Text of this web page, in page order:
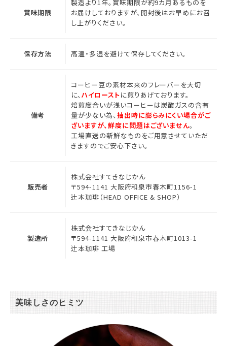
賞味期限
製造より1年。賞味期限が約9カ月あるものを
お届けしておりますが、開封後はお早めにお召
し上がりください。
保存方法 高温・多湿を避けて保存してください。
備考
コーヒー豆の素材本来のフレーバーを大切
に、 ハイローストに煎りあげております。
焙煎度合いが浅いコーヒーは炭酸ガスの含有
量が少ない為、 抽出時に膨らみにくい場合がご
ざいますが、鮮度に問題はございません。
工場直送の新鮮なものをご用意させていただ
きますのでご安心下さい。
販売者
株式会社すてきなじかん
〒594-1141 大阪府和泉市春木町1156-1
辻本珈琲（HEAD OFFICE & SHOP）
製造所
株式会社すてきなじかん
〒594-1141 大阪府和泉市春木町1013-1
辻本珈琲 工場
美味しさのヒミツ